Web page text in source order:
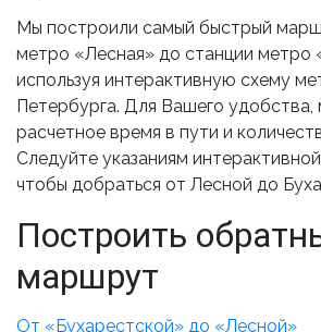
Мы построили самый быстрый
метро «Лесная» до станции метро
используя интерактивную схему
Петербурга. Для Вашего удобства,
расчетное время в пути и
Следуйте указаниям
чтобы добраться от Лесной до
Построить
маршрут
От «Бухарестской» до «Лесной»